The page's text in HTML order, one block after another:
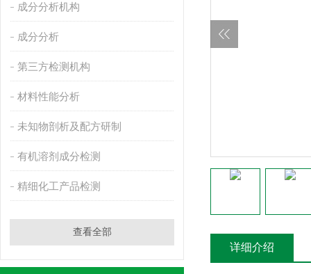
成分分析机构
成分分析
第三方检测机构
材料性能分析
未知物剖析及配方研制
有机溶剂成分检测
精细化工产品检测
查看全部
详细介绍